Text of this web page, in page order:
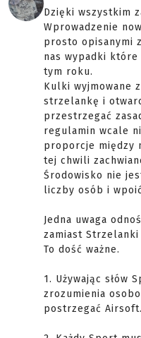
Dzięki wszystkim
Wprowadzenie
prosto opisanymi
nas wypadki które
tym roku.
Kulki wyjmowane
strzelankę i
przestrzegać
regulamin wcale
proporcje między
tej chwili
Środowisko nie
liczby osób i
Jedna uwaga
zamiast
To dość ważne.
1. Używając słów
zrozumienia
postrzegać Airsoft.